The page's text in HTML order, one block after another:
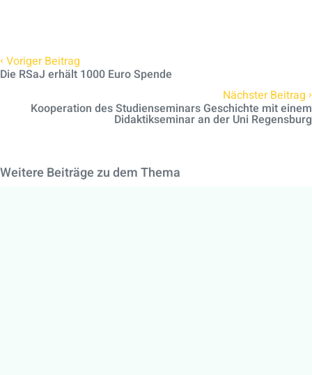
‹ Voriger Beitrag
Die RSaJ erhält 1000 Euro Spende
Nächster Beitrag ›
Kooperation des Studienseminars Geschichte mit einem
Didaktikseminar an der Uni Regensburg
Weitere Beiträge zu dem Thema